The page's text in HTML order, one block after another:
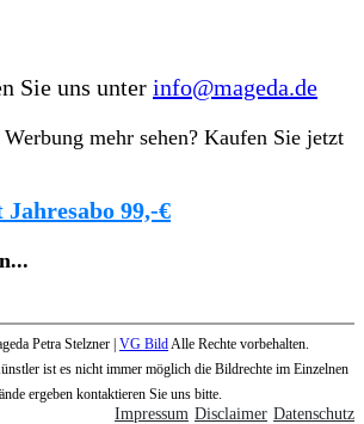
Sie uns unter info@mageda.de
mehr sehen? Kaufen Sie jetzt
Jahresabo 99,-€
...
Petra Stelzner | VG Bild Alle Rechte vorbehalten.
ist es nicht immer möglich die Bildrechte im Einzelnen
ergeben kontaktieren Sie uns bitte.
Datenschutz
Disclaimer
Impressum